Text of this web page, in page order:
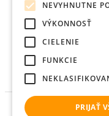
©
Facebook
NEVYHNUTNE
VÝKONNOSŤ
CIELENIE
FUNKCIE
PRIJAŤ